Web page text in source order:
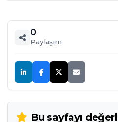
0
Paylaşım
Bu sayfayı